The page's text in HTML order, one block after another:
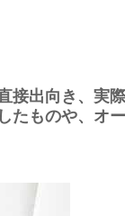
接出向き、実
たものや、オ